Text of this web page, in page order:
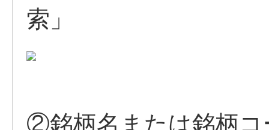
索」
②銘柄名または銘柄コ